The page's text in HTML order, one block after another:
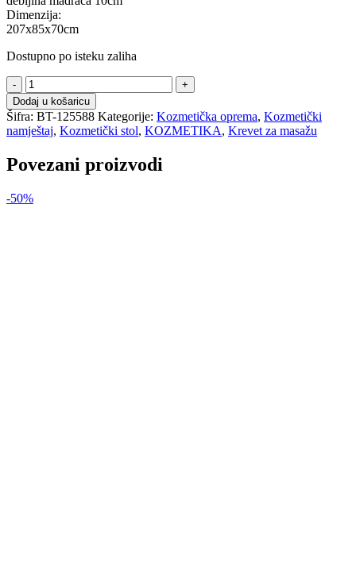
Dimenzija:
207x85x70cm
Dostupno po isteku zaliha
Krevet
za
masažu
sa
grijanim
-
količina
Dodaj u košaricu
Šifra: BT-125588 Kategorije: Kozmetička oprema, Kozmetički
namještaj, Kozmetički stol, KOZMETIKA, Krevet za masažu
Povezani proizvodi
-50%